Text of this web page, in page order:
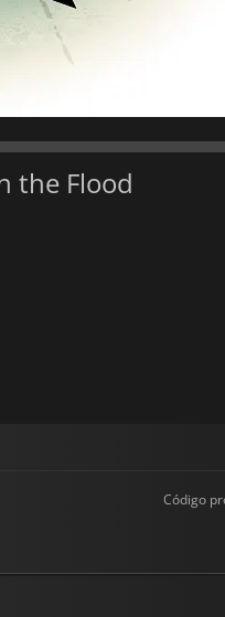
the Flood
Código